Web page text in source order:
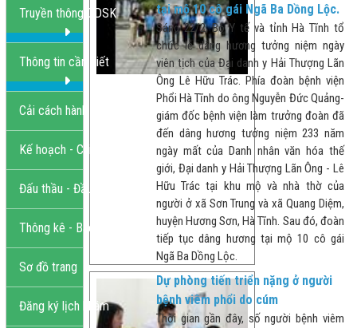
Truyền thông GDSK
Thông tin cần biết
Cải cách hành chính
Kế hoạch - Chiến lược
Đấu thầu - Đầu tư
Thông kê - Báo cáo
Sơ đồ trang
Đăng ký lịch khám
tại mộ 10 cô gái Ngã Ba Dồng Lộc.
Sáng 22/2, Bộ Y tế và tỉnh Hà Tĩnh tổ
chức lễ dâng hương tưởng niệm ngày
viên tịch của Đại danh y Hải Thượng Lãn
Ông Lê Hữu Trác. Phía đoàn bệnh viện
Phổi Hà Tĩnh do ông Nguyễn Đức Quảng-
giám đốc bệnh viện làm trưởng đoàn đã
đến dâng hương tưởng niệm 233 năm
ngày mất của Danh nhân văn hóa thế
giới, Đại danh y Hải Thượng Lãn Ông - Lê
Hữu Trác tại khu mộ và nhà thờ của
người ở xã Sơn Trung và xã Quang Diệm,
huyện Hương Sơn, Hà Tĩnh. Sau đó, đoàn
tiếp tục dâng hương tại mộ 10 cô gái
Ngã Ba Dồng Lộc.
Dự phòng tiến triển nặng ở người
bệnh viêm phổi do cúm
Thời gian gần đây, số người bệnh viêm